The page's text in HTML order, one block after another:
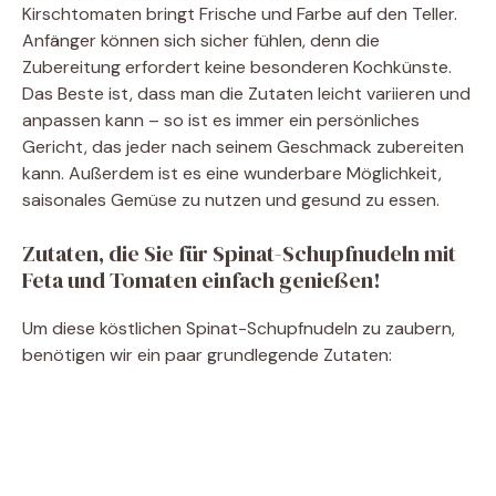
Kirschtomaten bringt Frische und Farbe auf den Teller.
Anfänger können sich sicher fühlen, denn die
Zubereitung erfordert keine besonderen Kochkünste.
Das Beste ist, dass man die Zutaten leicht variieren und
anpassen kann – so ist es immer ein persönliches
Gericht, das jeder nach seinem Geschmack zubereiten
kann. Außerdem ist es eine wunderbare Möglichkeit,
saisonales Gemüse zu nutzen und gesund zu essen.
Zutaten, die Sie für Spinat-Schupfnudeln mit
Feta und Tomaten einfach genießen!
Um diese köstlichen Spinat-Schupfnudeln zu zaubern,
benötigen wir ein paar grundlegende Zutaten: